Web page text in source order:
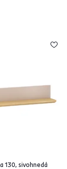
130, sivohnedá